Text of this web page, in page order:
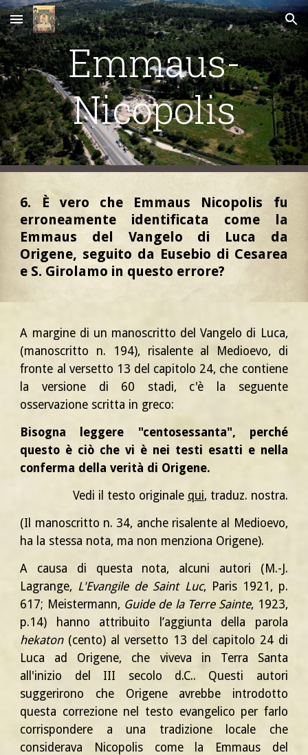
Skip to main content Skip to navigation
Emmaus-
Nicopolis
6. È vero che Emmaus Nicopolis fu
erroneamente identificata come la
Emmaus del Vangelo di Luca da
Origene, seguito da Eusebio di Cesarea
e S. Girolamo in questo errore?
A margine di un manoscritto del Vangelo di Luca,
(manoscritto n. 194), risalente al Medioevo, di
fronte al versetto 13 del capitolo 24, che contiene
la versione di 60 stadi, c'è la seguente
osservazione scritta in greco:
Bisogna leggere "centosessanta", perché
questo è ciò che vi è nei testi esatti e nella
conferma della verità di Origene.
Vedi il testo originale qui, traduz. nostra.
(Il manoscritto n. 34, anche risalente al Medioevo,
ha la stessa nota, ma non menziona Origene).
A causa di questa nota, alcuni autori (M.-J.
Lagrange, L'Evangile de Saint Luc, Paris 1921, p.
617; Meistermann, Guide de la Terre Sainte, 1923,
p.14) hanno attribuito l’aggiunta della parola
hekaton(cento) al versetto 13 del capitolo 24 di
Luca ad Origene, che viveva in Terra Santa
all'inizio del III secolo d.C.. Questi autori
suggerirono che Origene avrebbe introdotto
questa correzione nel testo evangelico per farlo
corrispondere a una tradizione locale che
considerava Nicopolis come la Emmaus del